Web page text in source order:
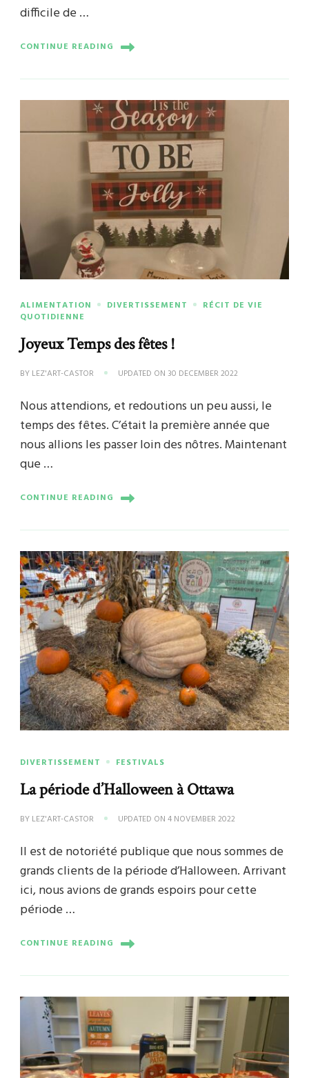
difficile de …
CONTINUE READING
ALIMENTATION DIVERTISSEMENT
RÉCIT DE VIE
QUOTIDIENNE
Joyeux Temps des fêtes !
BY LEZ'ART-CASTOR UPDATED ON 30 DECEMBER 2022
Nous attendions, et redoutions un peu aussi, le
temps des fêtes. C’était la première année que
nous allions les passer loin des nôtres. Maintenant
que …
CONTINUE READING
DIVERTISSEMENT FESTIVALS
La période d’Halloween à Ottawa
BY LEZ'ART-CASTOR UPDATED ON 4 NOVEMBER 2022
Il est de notoriété publique que nous sommes de
grands clients de la période d’Halloween. Arrivant
ici, nous avions de grands espoirs pour cette
période …
CONTINUE READING